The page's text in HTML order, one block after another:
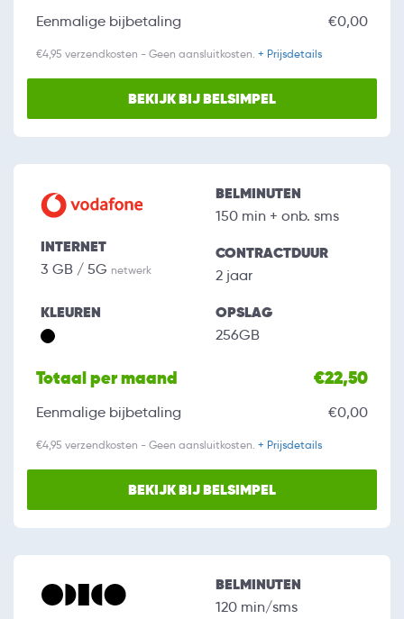
Eenmalige bijbetaling €0,00
€4,95 verzendkosten - Geen aansluitkosten. + Prijsdetails
BEKIJK BIJ BELSIMPEL
INTERNET
3 GB / 5G netwerk
BELMINUTEN
150 min + onb. sms
CONTRACTDUUR
2 jaar
KLEUREN OPSLAG
256GB
Totaal per maand €22,50
Eenmalige bijbetaling €0,00
€4,95 verzendkosten - Geen aansluitkosten. + Prijsdetails
BEKIJK BIJ BELSIMPEL
BELMINUTEN
120 min/sms